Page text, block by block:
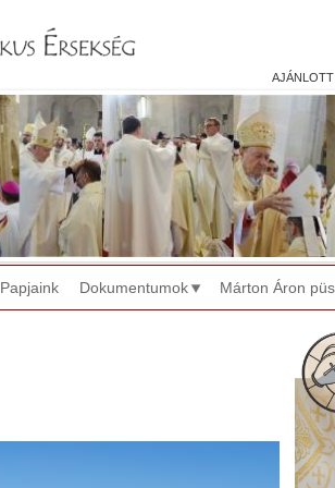
ajánlott
Papjaink Dokumentumok Márton Áron